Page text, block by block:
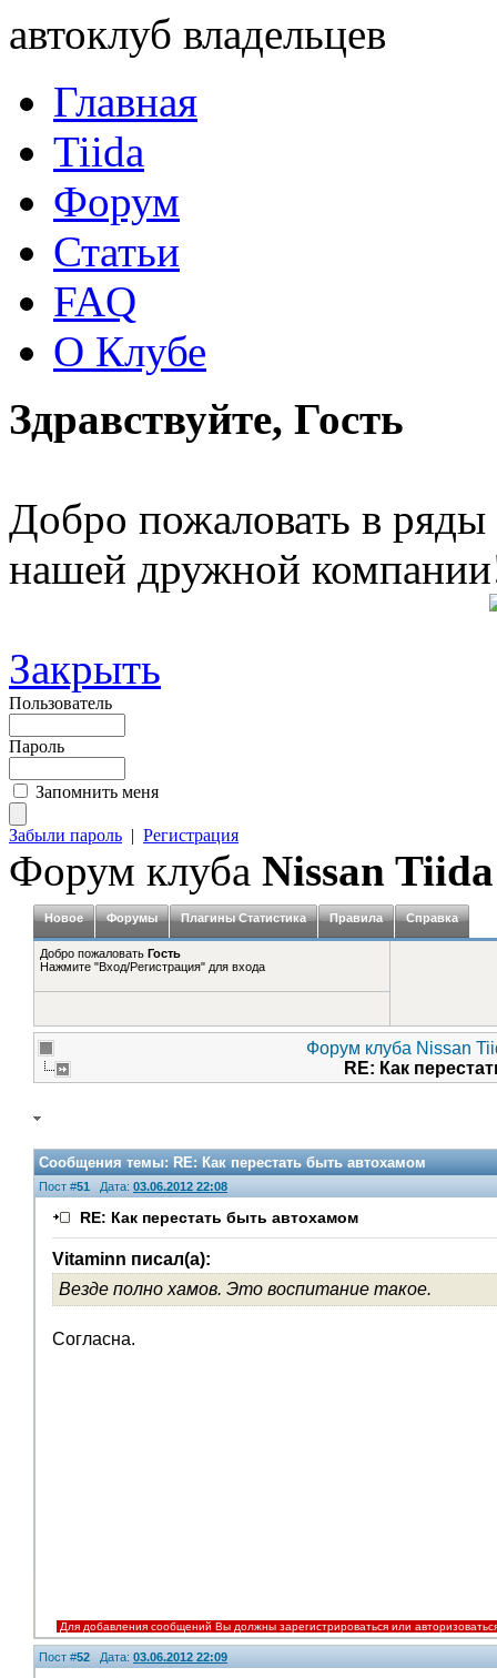
автоклуб владельцев
Главная
Tiida
Форум
Статьи
FAQ
О Клубе
Здравствуйте, Гость
Добро пожаловать в ряды
нашей дружной
Закрыть
Пользователь
Пароль
Запомнить меня
Забыли пароль | Регистрация
Форум клуба Nissan Tiida
Новое Форумы Плагины Статистика Правила Справка
Добро пожаловать Гость
Нажмите "Вход/Регистрация" для входа
Форум клуба Nissan
RE: Как
Сообщения темы:RE: Как перестать быть автохамом
Пост #51 Дата: 03.06.2012 22:08
RE: Как перестать быть автохамом
Vitaminn писал(а):
Везде полно хамов. Это воспитание такое.
Согласна.
Для добавления сообщений Вы должны зарегистрироваться или
Пост #52 Дата: 03.06.2012 22:09